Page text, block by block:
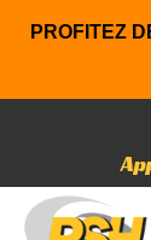
PROFITEZ